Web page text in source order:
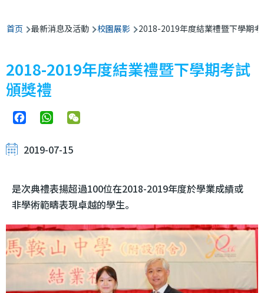
面
包
屑
首页 最新消息及活動 校園展影 2018-2019年度結業禮暨下學期
2018-2019年度結業禮暨下學期考試
頒獎禮
FacebookWhatsApp
2019-07-15
是次典禮表揚超過100位在2018-2019年度於學業成績或
非學術範疇表現卓越的學生。